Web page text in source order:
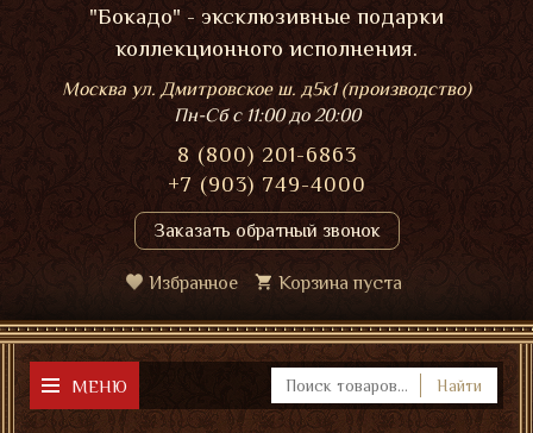
"Бокадо" - эксклюзивные подарки
коллекционного исполнения.
Москва ул. Дмитровское ш. д5к1 (производство)
Пн-Сбс 11:00 до 20:00
8 (800) 201-6863
+7 (903) 749-4000
Заказать обратный звонок
Избранное Корзина пуста
МЕНЮ Найти